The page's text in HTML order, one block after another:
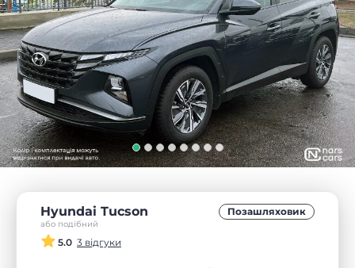
Hyundai Tucson
або подібний
Позашляховик
5.0 3 відгуки